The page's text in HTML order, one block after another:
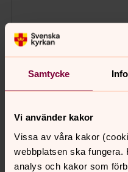
Samtycke
Vi använder kakor
Vissa av våra kakor
webbplatsen ska
analys och kakor som